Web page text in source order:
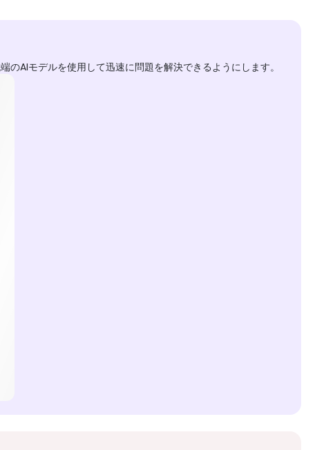
AIモデルを使用して迅速に問題を解決できるようにします。